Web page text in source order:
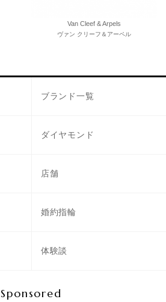
Van Cleef & Arpels
ヴァン クリーフ＆アーペル
ブランド一覧
ダイヤモンド
店舗
婚約指輪
体験談
Sponsored